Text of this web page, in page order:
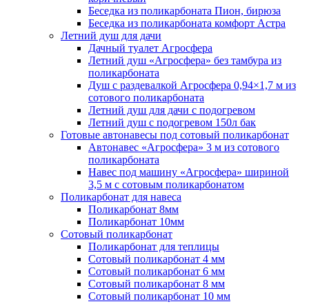
Беседка из поликарбоната Пион, бирюза
Беседка из поликарбоната комфорт Астра
Летний душ для дачи
Дачный туалет Агросфера
Летний душ «Агросфера» без тамбура из
поликарбоната
Душ с раздевалкой Агросфера 0,94×1,7 м из
сотового поликарбоната
Летний душ для дачи с подогревом
Летний душ с подогревом 150л бак
Готовые автонавесы под сотовый поликарбонат
Автонавес «Агросфера» 3 м из сотового
поликарбоната
Навес под машину «Агросфера» шириной
3,5 м с сотовым поликарбонатом
Поликарбонат для навеса
Поликарбонат 8мм
Поликарбонат 10мм
Сотовый поликарбонат
Поликарбонат для теплицы
Сотовый поликарбонат 4 мм
Сотовый поликарбонат 6 мм
Сотовый поликарбонат 8 мм
Сотовый поликарбонат 10 мм